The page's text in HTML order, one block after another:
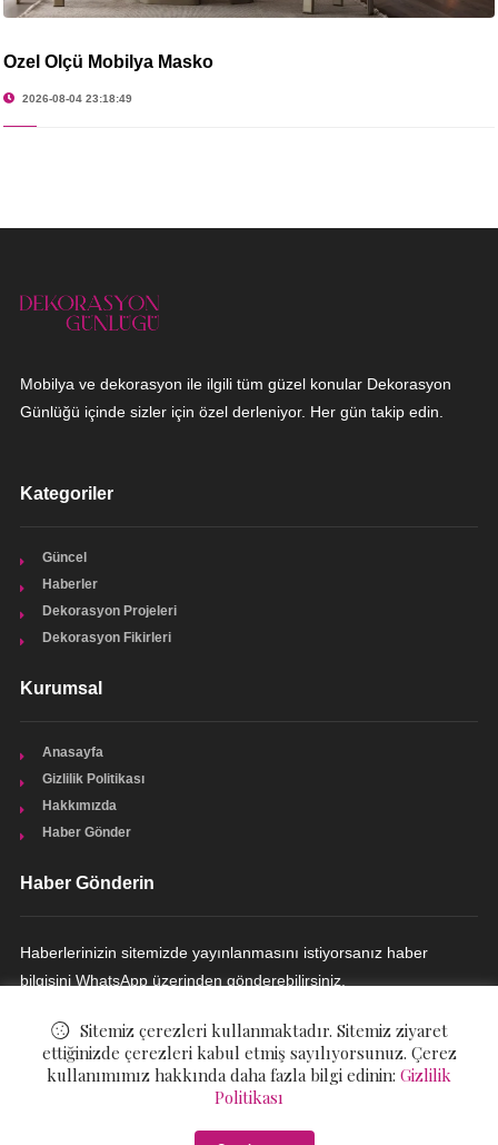
Özel Ölçü Mobilya Masko
2026-08-04 23:18:49
Mobilya ve dekorasyon ile ilgili tüm güzel konular Dekorasyon
Günlüğü içinde sizler için özel derleniyor. Her gün takip edin.
Kategoriler
Güncel
Haberler
Dekorasyon Projeleri
Dekorasyon Fikirleri
Kurumsal
Anasayfa
Gizlilik Politikası
Hakkımızda
Haber Gönder
Haber Gönderin
Haberlerinizin sitemizde yayınlanmasını istiyorsanız haber
bilgisini WhatsApp üzerinden gönderebilirsiniz.
Sitemiz çerezleri kullanmaktadır. Sitemiz ziyaret
ettiğinizde çerezleri kabul etmiş sayılıyorsunuz. Çerez
kullanımımız hakkında daha fazla bilgi edinin: Gizlilik
Politikası